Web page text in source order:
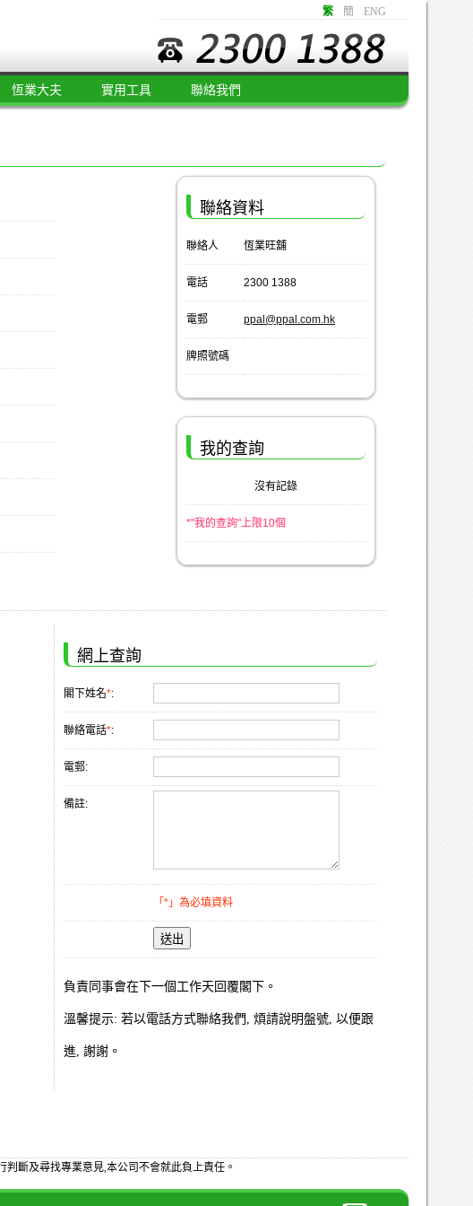
繁 簡 ENG
恆業大夫 實用工具 聯絡我們
聯絡資料
聯絡人 恆業旺舖
電話 2300 1388
電郵 ppal@ppal.com.hk
牌照號碼
我的查詢
沒有記錄
*"我的查詢"上限10個
網上查詢
閣下姓名*:
聯絡電話*:
電郵:
備註:
「*」為必填資料
送出
負責同事會在下一個工作天回覆閣下。
溫馨提示: 若以電話方式聯絡我們, 煩請說明盤號, 以便跟
進, 謝謝。
斷及尋找專業意見,本公司不會就此負上責任。